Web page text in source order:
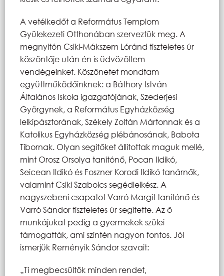
A vetélkedőt a Református Templom
Gyülekezeti Otthonában szerveztük meg. A
megnyitón Csiki-Mákszem Lóránd tiszteletes úr
köszöntője után én is üdvözöltem
vendégeinket. Köszönetet mondtam
együttműködőinknek: a Báthory István
Általános Iskola igazgatójának, Szederjesi
Györgynek, a Református Egyházközség
lelkipásztorának, Székely Zoltán Mártonnak és a
Katolikus Egyházközség plébánosának, Babota
Tibornak. Olyan segítőket állítottak maguk mellé,
mint Orosz Orsolya tanítónő, Pocan Ildikó,
Seicean Ildikó és Foszner Korodi Ildikó tanárnők,
valamint Csiki Szabolcs segédlelkész. A
nagyszebeni csapatot Varró Margit tanítónő és
Varró Sándor tiszteletes úr segítette. Az ő
munkájukat pedig a gyermekek szülei
támogatták, ami szintén nagyon fontos. Jól
ismerjük Reményik Sándor szavait:
„Ti megbecsültök minden rendet,